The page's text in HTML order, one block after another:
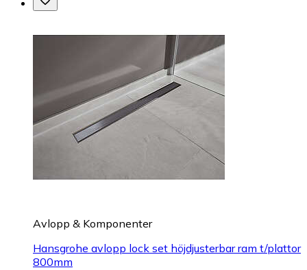
Avlopp & Komponenter
Hansgrohe avlopp lock set höjdjusterbar ram t/plattor
800mm